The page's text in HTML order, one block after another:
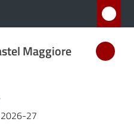
Maggiore
2026-27